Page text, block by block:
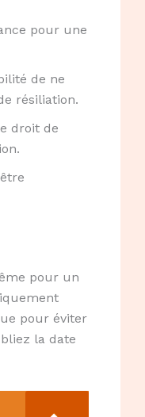
pour une
de ne
résiliation.
droit de
pour un
pour éviter
la date